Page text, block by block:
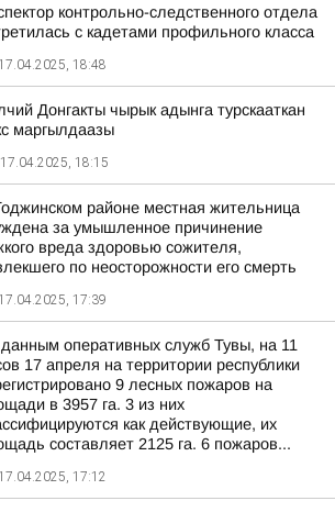
контрольно-следственного отдела
с кадетами профильного класса
17.04.2025, 18:48
Донгакты чырык адынга турскааткан
маргылдаазы
17.04.2025, 18:15
районе местная жительница
за умышленное причинение
вреда здоровью сожителя,
по неосторожности его смерть
17.04.2025, 17:39
оперативных служб Тувы, на 11
17 апреля на территории республики
9 лесных пожаров на
в 3957 га. 3 из них
как действующие, их
составляет 2125 га. 6 пожаров...
17.04.2025, 17:12